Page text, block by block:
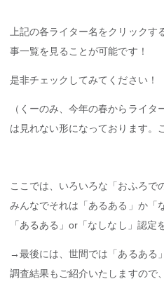
上記の各ライター名をクリック
事一覧を見ることが可能です！
是非チェックしてみてください！
（くーのみ、今年の春からライ
は見れない形になっております。
ここでは、いろいろな「おふろで
みんなでそれは「あるある」か「
「あるある」or「なしなし」認定
→最後には、世間では「あるある
調査結果もご紹介いたしますので